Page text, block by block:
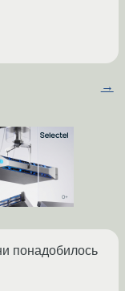
→
понадобилось